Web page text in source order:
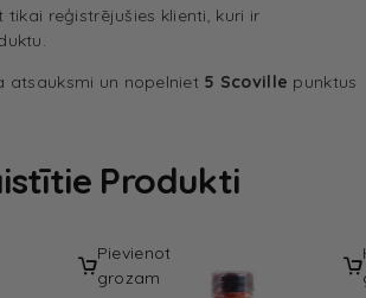
reģistrējušies klienti, kuri ir
atsauksmi un nopelniet 5 Scoville punktus
Produkti
Pievienot
grozam